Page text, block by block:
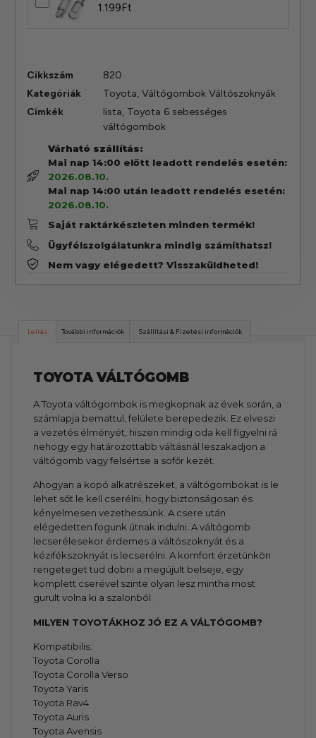
1.199Ft
Cikkszám
820
Kategóriák
Toyota,Váltógombok Váltószoknyák
Cimkék
lista, Toyota 6 sebességes
váltógombok
Várható szállítás:
Mai nap 14:00 előtt leadott rendelés esetén:
2026.08.10.
Mai nap 14:00 után leadott rendelés esetén:
2026.08.10.
Saját raktárkészleten minden termék!
Ügyfélszolgálatunkra mindig számíthatsz!
Nem vagy elégedett? Visszaküldheted!
Leírás További információk Szállítási & Fizetési információk
TOYOTA VÁLTÓGOMB
A Toyota váltógombok is megkopnak az évek során, a
számlapja bemattul, felülete berepedezik. Ez elveszi
a vezetés élményét, hiszen mindig oda kell figyelni rá
nehogy egy határozottabb váltásnál leszakadjon a
váltógomb vagy felsértse a sofőr kezét.
Ahogyan a kopó alkatrészeket, a váltógombokat is le
lehet sőt le kell cserélni, hogy biztonságosan és
kényelmesen vezethessünk. A csere után
elégedetten fogunk útnak indulni. A váltógomb
lecserélesekor érdemes a váltószoknyát és a
kézifékszoknyát is lecserélni. A komfort érzetünkön
rengeteget tud dobni a megújult belseje, egy
komplett cserével szinte olyan lesz mintha most
gurult volna ki a szalonból.
MILYEN TOYOTÁKHOZJÓ EZ A VÁLTÓGOMB?
Kompatibilis:
Toyota Corolla
Toyota Corolla Verso
Toyota Yaris
Toyota Rav4
Toyota Auris
Toyota Avensis